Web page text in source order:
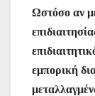
Ωστόσο αν
εμπορική